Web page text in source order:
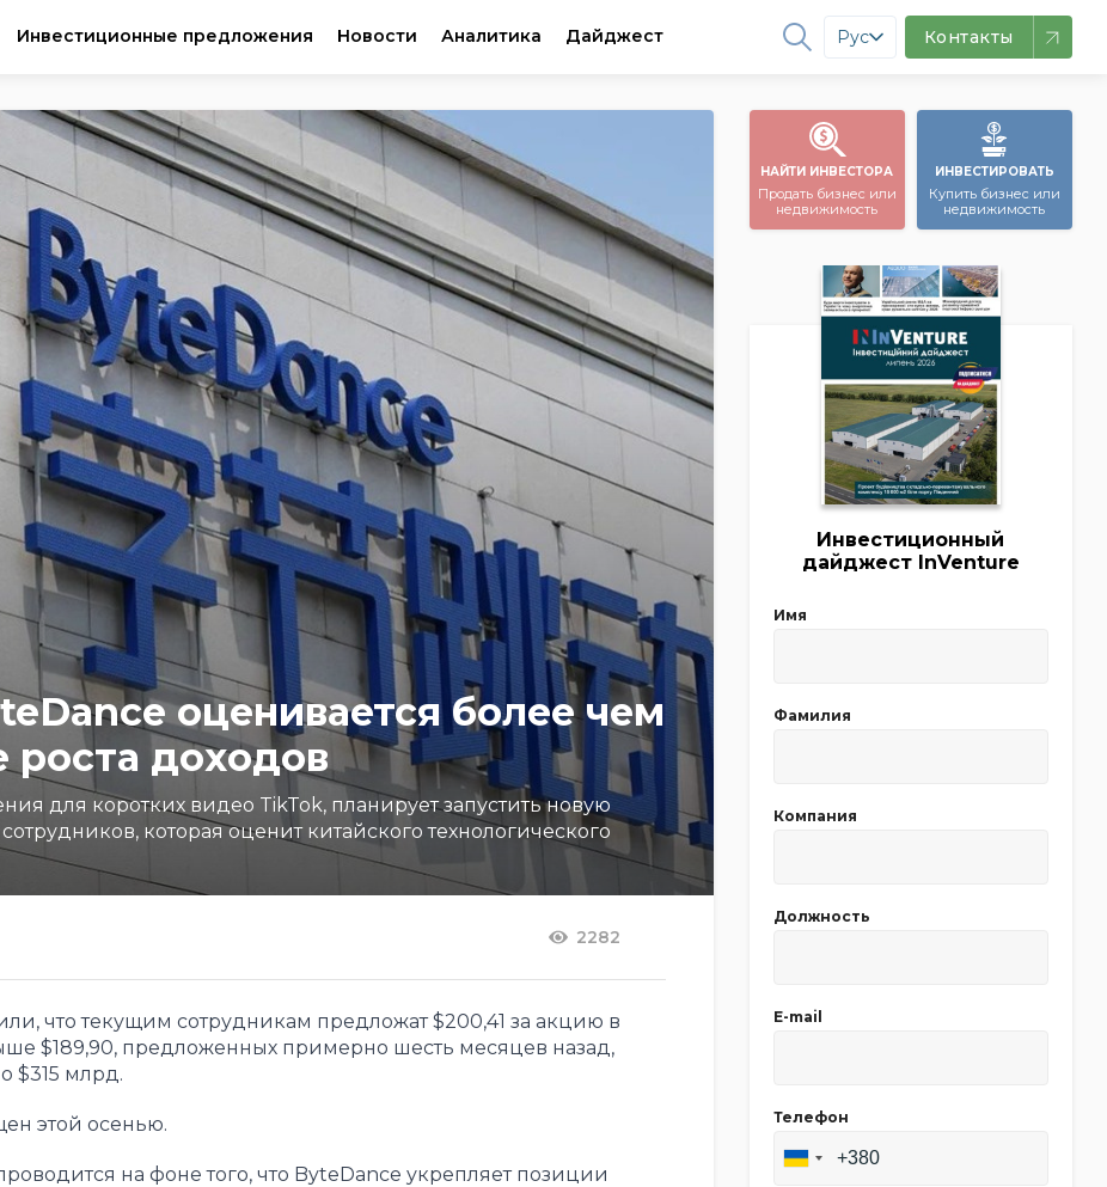
Инвестиционные предложения Новости Аналитика Дайджест Рус Контакты
оценивается более чем
роста доходов
для коротких видео TikTok, планирует запустить новую
которая оценит китайского технологического
2282
что текущим сотрудникам предложат $200,41 за акцию в
$189,90, предложенных примерно шесть месяцев назад,
$315 млрд.
этой осенью.
на фоне того, что ByteDance укрепляет позиции
НАЙТИ ИНВЕСТОРА
Продать бизнес или
недвижимость
ИНВЕСТИРОВАТЬ
Купить бизнес или
недвижимость
Инвестиционный
дайджест InVenture
Имя
Фамилия
Компания
Должность
E-mail
Телефон